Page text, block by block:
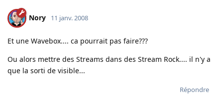
Nory 11 janv. 2008
Et une Wavebox.... ca pourrait pas faire???
Ou alors mettre des Streams dans des Stream Rock.... il n'y a
que la sorti de visible...
Répondre